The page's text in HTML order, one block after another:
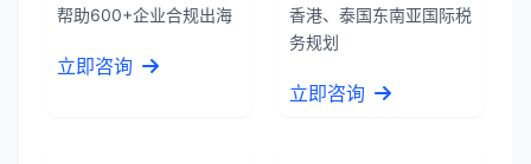
帮助600+企业合规出海
立即咨询
香港、泰国东南亚国际税
务规划
立即咨询